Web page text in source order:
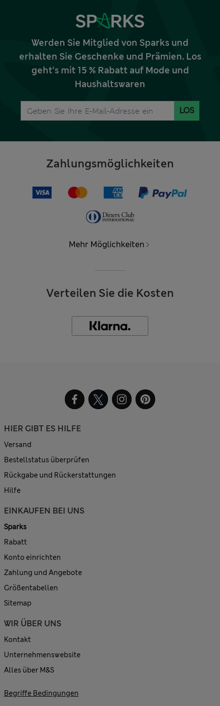
Werden Sie Mitglied von Sparks und
erhalten Sie Geschenke und Prämien. Los
geht‘s mit 15 % Rabatt auf Mode und
Haushaltswaren
LOS
Zahlungsmöglichkeiten
Mehr Möglichkeiten
Verteilen Sie die Kosten
HIER GIBT ES HILFE
Versand
Bestellstatus überprüfen
Rückgabe und Rückerstattungen
Hilfe
EINKAUFEN BEI UNS
Sparks
Rabatt
Konto einrichten
Zahlung und Angebote
Größentabellen
Sitemap
WIR ÜBER UNS
Kontakt
Unternehmenswebsite
Alles über M&S
Begriffe Bedingungen